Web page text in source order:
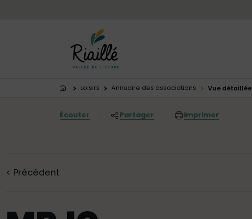
Vous êtes ici:
Loisirs Annuaire des associations Vue détaillée
Écouter Partager Imprimer
< Précédent